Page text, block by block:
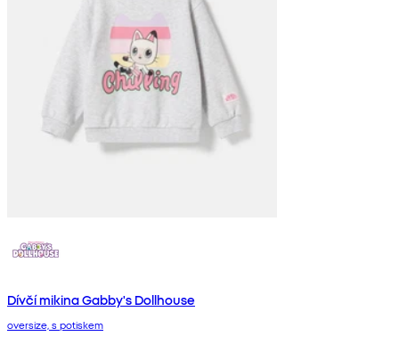
Dívčí mikina Gabby's Dollhouse
oversize, s potiskem